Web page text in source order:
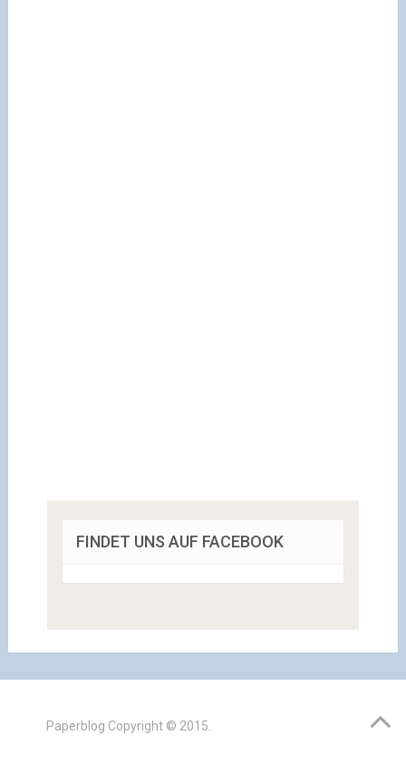
FINDET UNS AUF FACEBOOK
Paperblog Copyright © 2015.